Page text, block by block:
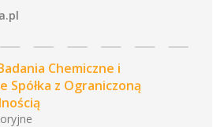
Chemiczne i
Spółka z Ograniczoną